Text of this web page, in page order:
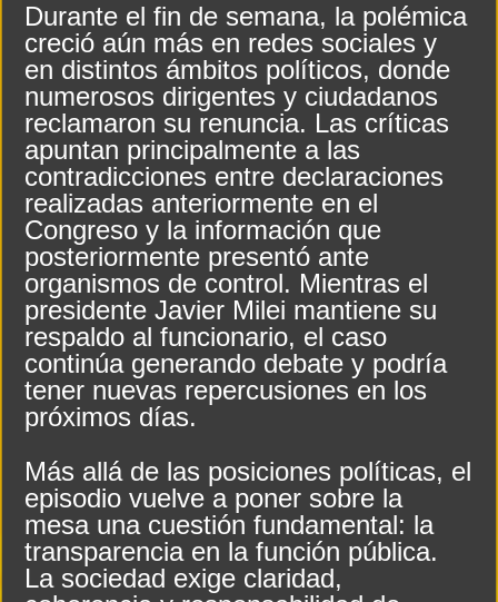
Durante el fin de semana, la polémica
creció aún más en redes sociales y
en distintos ámbitos políticos, donde
numerosos dirigentes y ciudadanos
reclamaron su renuncia. Las críticas
apuntan principalmente a las
contradicciones entre declaraciones
realizadas anteriormente en el
Congreso y la información que
posteriormente presentó ante
organismos de control. Mientras el
presidente Javier Milei mantiene su
respaldo al funcionario, el caso
continúa generando debate y podría
tener nuevas repercusiones en los
próximos días.
Más allá de las posiciones políticas, el
episodio vuelve a poner sobre la
mesa una cuestión fundamental: la
transparencia en la función pública.
La sociedad exige claridad,